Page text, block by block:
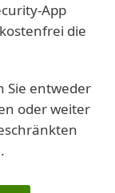
App
die
Sie entweder
oder weiter